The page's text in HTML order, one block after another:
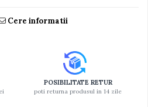
Cere informatii
POSIBILITATE RETUR
poti returna produsul in 14 zile